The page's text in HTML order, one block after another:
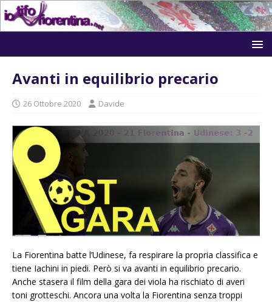
Avanti in equilibrio precario
26 Ottobre 2020 Davide
La Fiorentina batte l’Udinese, fa respirare la propria classifica e
tiene Iachini in piedi. Però si va avanti in equilibrio precario.
Anche stasera il film della gara dei viola ha rischiato di averi
toni grotteschi. Ancora una volta la Fiorentina senza troppi